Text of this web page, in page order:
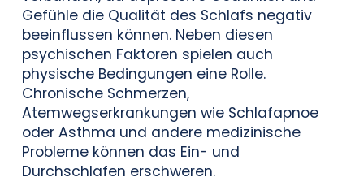
Gefühle die Qualität des Schlafs negativ
beeinflussen können. Neben diesen
psychischen Faktoren spielen auch
physische Bedingungen eine Rolle.
Chronische Schmerzen,
Atemwegserkrankungen wie Schlafapnoe
oder Asthma und andere medizinische
Probleme können das Ein- und
Durchschlafen erschweren.